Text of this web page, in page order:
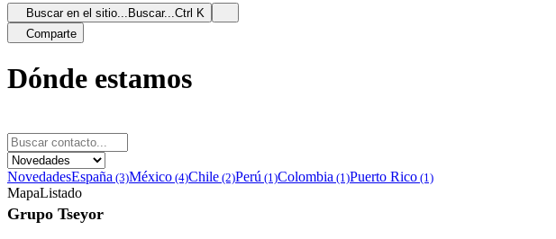
Buscar en el sitio... Buscar...Ctrl K
Comparte
Dónde estamos
NovedadesEspaña (3)México (4)Chile (2)Perú (1)Colombia (1)Puerto Rico (1)
MapaListado
Grupo Tseyor